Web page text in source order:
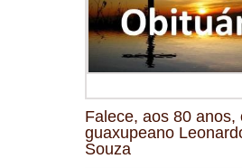
Falece, aos 80 anos,
guaxupeano
Souza